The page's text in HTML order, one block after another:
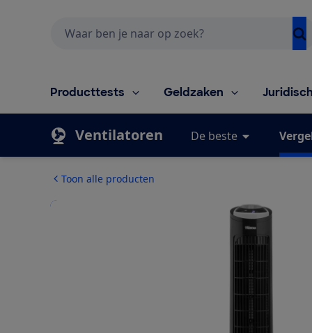
Producttests Geldzaken
Ventilatoren De beste
Toon alle producten